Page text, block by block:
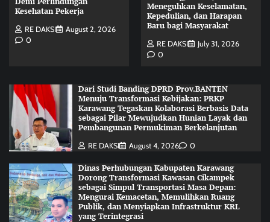
Kesehatan Pekerja
RE DAKSI
August 2, 2026
0
Meneguhkan Keselamatan,
Kepedulian, dan Harapan
Baru bagi Masyarakat
RE DAKSI
July 31, 2026
0
Dari Studi Banding DPRD Prov.BANTEN
Menuju Transformasi Kebijakan: PRKP
Karawang Tegaskan Kolaborasi Berbasis Data
sebagai Pilar Mewujudkan Hunian Layak dan
Pembangunan Permukiman Berkelanjutan
RE DAKSI August 4, 2026 0
Dinas Perhubungan Kabupaten Karawang
Dorong Transformasi Kawasan Cikampek
sebagai Simpul Transportasi Masa Depan:
Mengurai Kemacetan, Memulihkan Ruang
Publik, dan Menyiapkan Infrastruktur KRL
yang Terintegrasi